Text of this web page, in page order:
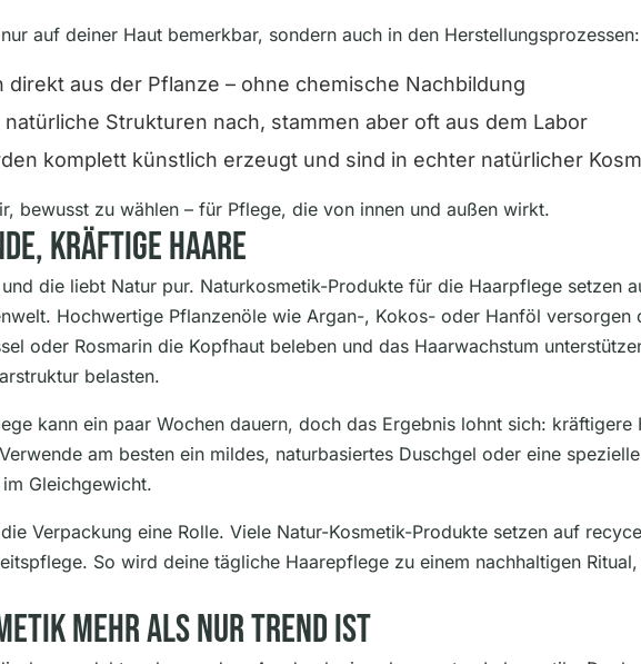
auf deiner Haut bemerkbar, sondern auch in den Herstellungsprozessen:
aus der Pflanze – ohne chemische Nachbildung
Strukturen nach, stammen aber oft aus dem Labor
komplett künstlich erzeugt und sind in echter natürlicher
bewusst zu wählen – für Pflege, die von innen und außen wirkt.
Kräftige Haare
die liebt Natur pur. Naturkosmetik-Produkte für die Haarpflege setzen
Hochwertige Pflanzenöle wie Argan-, Kokos- oder Hanföl
oder Rosmarin die Kopfhaut beleben und das Haarwachstum
belasten.
kann ein paar Wochen dauern, doch das Ergebnis lohnt sich:
am besten ein mildes, naturbasiertes Duschgel oder eine
Gleichgewicht.
Verpackung eine Rolle. Viele Natur-Kosmetik-Produkte setzen auf
So wird deine tägliche Haarepflege zu einem nachhaltigen
Mehr Als Nur Trend Ist